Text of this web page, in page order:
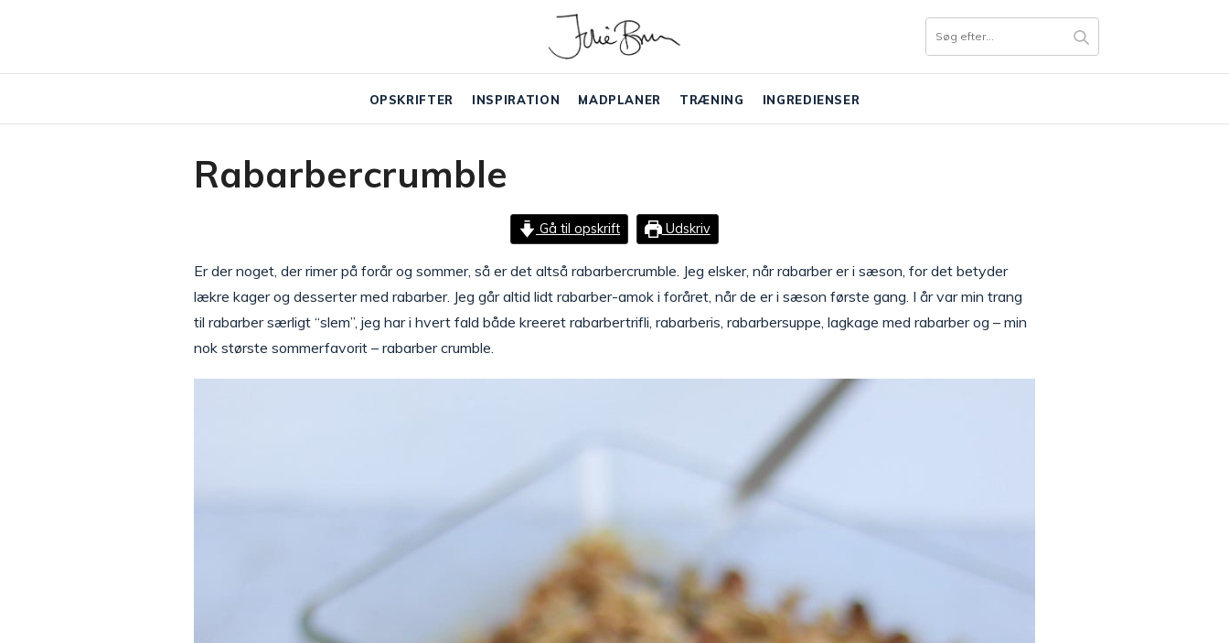
OPSKRIFTER INSPIRATION MADPLANER TRÆNING INGREDIENSER
Rabarbercrumble
Gå til opskrift Udskriv
Er der noget, der rimer på forår og sommer, så er det altså rabarbercrumble. Jeg elsker, når rabarber er i sæson, for det betyder
lækre kager og desserter med rabarber. Jeg går altid lidt rabarber-amok i foråret, når de er i sæson første gang. I år var min trang
til rabarber særligt “slem”, jeg har i hvert fald både kreeret rabarbertrifli, rabarberis, rabarbersuppe, lagkage med rabarber og – min
nok største sommerfavorit – rabarber crumble.